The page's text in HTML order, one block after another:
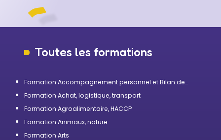
Toutes les formations
Formation Accompagnement personnel et Bilan de
Formation Achat, logistique, transport
Formation Agroalimentaire, HACCP
Formation Animaux, nature
Formation Arts